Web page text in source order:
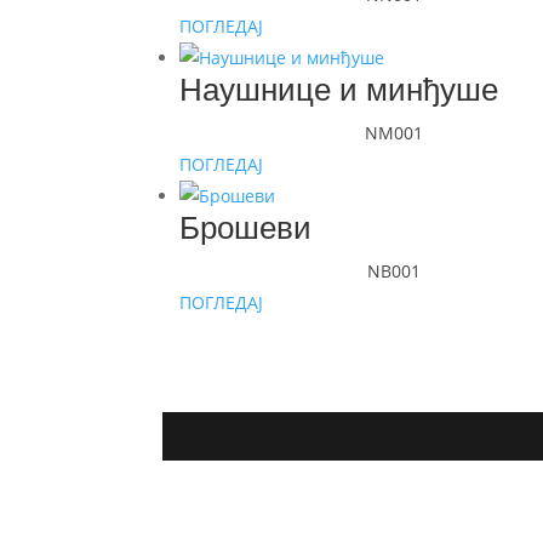
ПОГЛЕДАЈ
Наушнице и минђуше
NM001
ПОГЛЕДАЈ
Брошеви
NB001
ПОГЛЕДАЈ